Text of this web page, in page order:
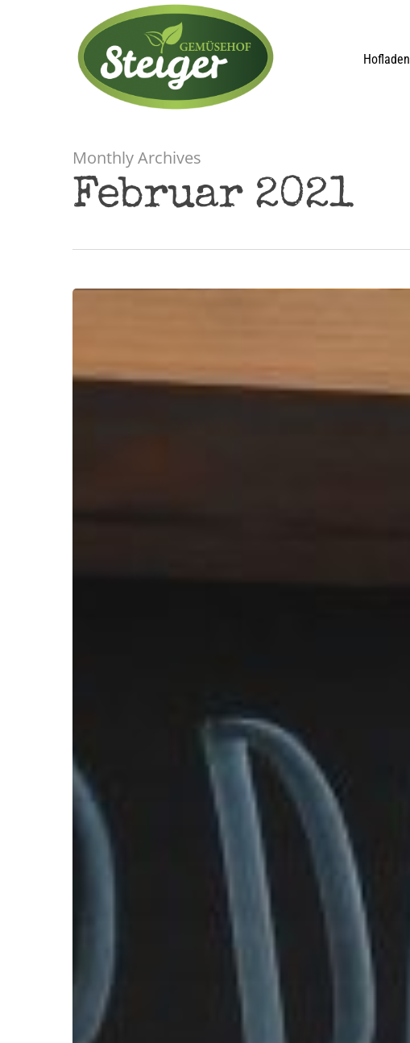
Hofladen
Monthly Archives
Februar 2021